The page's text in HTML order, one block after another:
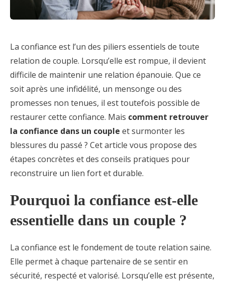
La confiance est l’un des piliers essentiels de toute
relation de couple. Lorsqu’elle est rompue, il devient
difficile de maintenir une relation épanouie. Que ce
soit après une infidélité, un mensonge ou des
promesses non tenues, il est toutefois possible de
restaurer cette confiance. Mais comment retrouver
la confiance dans un couple et surmonter les
blessures du passé ? Cet article vous propose des
étapes concrètes et des conseils pratiques pour
reconstruire un lien fort et durable.
Pourquoi la confiance est-elle
essentielle dans un couple ?
La confiance est le fondement de toute relation saine.
Elle permet à chaque partenaire de se sentir en
sécurité, respecté et valorisé. Lorsqu’elle est présente,